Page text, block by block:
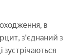
в
з'єднаний з
зустрічаються